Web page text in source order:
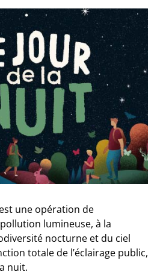
est une opération de
lumineuse, à la
nocturne et du ciel
totale de l’éclairage public,
nuit.